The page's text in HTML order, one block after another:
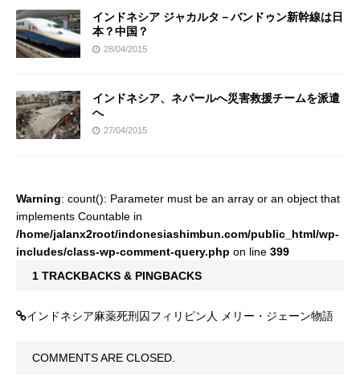
インドネシア ジャカルタ－バンドゥン新幹線は日
本？中国？
28/04/2015
インドネシア、ネパールへ災害救援チームを派遣
へ
27/04/2015
Warning: count(): Parameter must be an array or an object that
implements Countable in
/home/jalanx2root/indonesiashimbun.com/public_html/wp-
includes/class-wp-comment-query.php on line 399
1 TRACKBACKS & PINGBACKS
インドネシア麻薬死刑囚フィリピン人 メリー・ジェーン物語
COMMENTS ARE CLOSED.